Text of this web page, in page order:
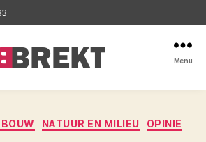
Menu
Categorieën
NATUUR EN MILIEU OPINIE